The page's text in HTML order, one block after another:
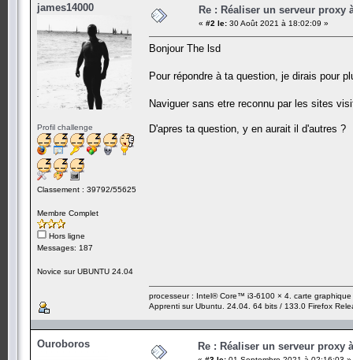
james14000
Profil challenge
Classement : 39792/55625
Membre Complet
Hors ligne
Messages: 187
Novice sur UBUNTU 24.04
Re : Réaliser un serveur proxy
« #2 le: 30 Août 2021 à 18:02:09 »
Bonjour The lsd
Pour répondre à ta question, je dirais pour
Naviguer sans etre reconnu par les sites
D'apres ta question, y en aurait il d'autres ?
processeur : Intel® Core™ i3-6100 × 4. carte
Apprenti sur Ubuntu. 24.04. 64 bits / 133.0 Firefox
Ouroboros Re : Réaliser un serveur proxy